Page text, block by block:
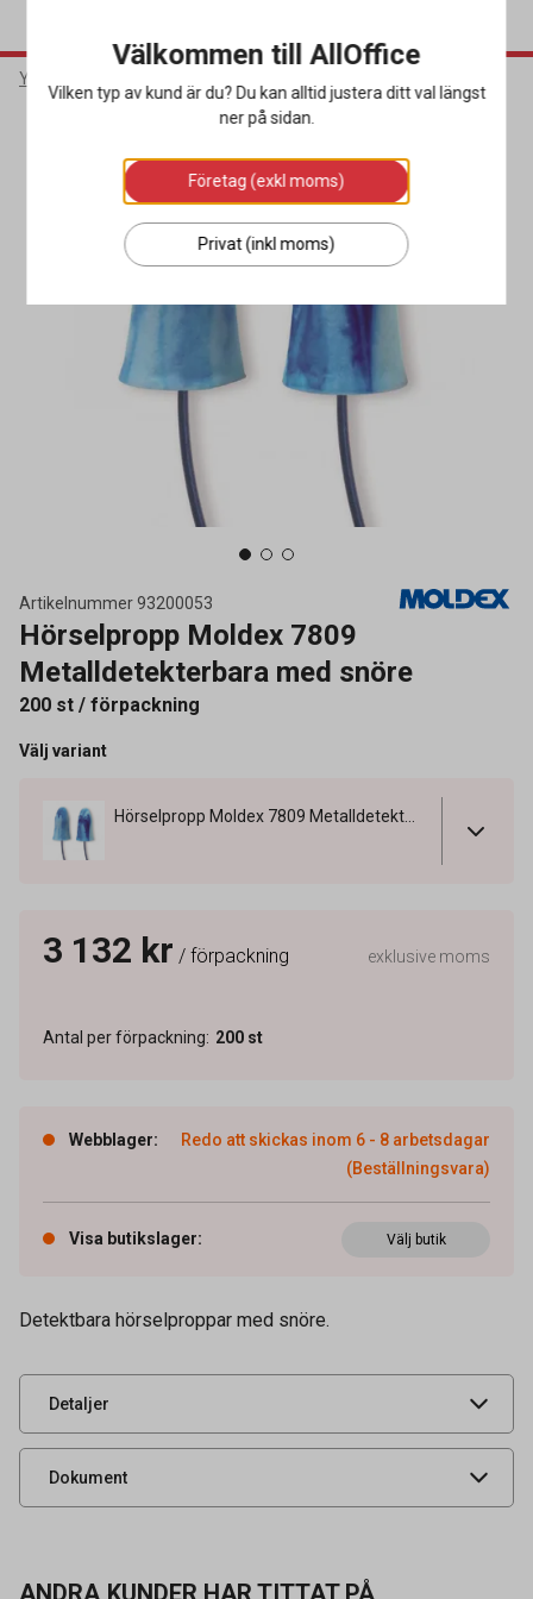
Yrkeskläder & Skydd
Artikelnummer93200053
Hörselpropp Moldex 7809
Metalldetekterbara med snöre
200 st / förpackning
Välj variant
Hörselpropp Moldex 7809 Metalldetekterbara med snöre
3 132 kr / förpackning exklusive moms
Antal per förpackning: 200 st
Webblager:
Redo att skickas inom 6 - 8 arbetsdagar
(Beställningsvara)
Visa butikslager: Välj butik
Detektbara hörselproppar med snöre.
Detaljer
Leverantörens
UNSPSC 46181901
Dokument
Produktdatablad
ANDRA KUNDER HAR TITTAT PÅ
Välkommen till AllOffice
Vilken typ av kund är du? Du kan alltid justera ditt val längst
ner på sidan.
Företag (exkl moms)
Privat (inkl moms)